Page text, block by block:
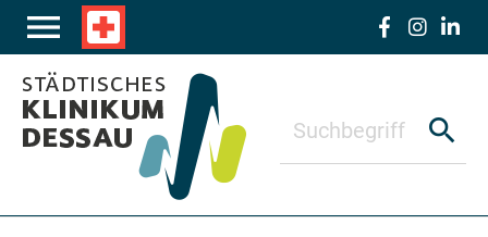
Zum Hauptinhalt springen
menu local_hospital
search